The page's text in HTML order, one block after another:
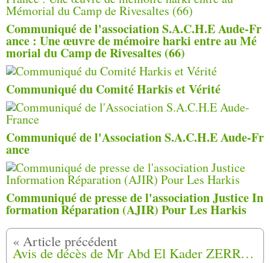
Communiqué de l'association S.A.C.H.E Aude-Fr
ance : Une œuvre de mémoire harki entre au Mé
morial du Camp de Rivesaltes (66)
Communiqué du Comité Harkis et Vérité
Communiqué de l'Association S.A.C.H.E Aude-Fr
ance
Communiqué de presse de l'association Justice In
formation Réparation (AJIR) Pour Les Harkis
Avis de décès de Mr Abd El Kader ZERROUKI.